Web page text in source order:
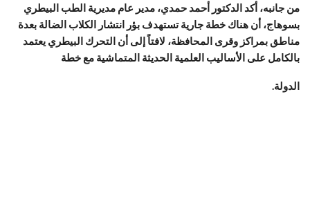
من جانبه، أكد الدكتور أحمد حمدي، مدير عام مديرية الطب البيطري
بسوهاج، أن هناك خطة جارية تستهدف بؤر انتشار الكلاب الضالة بعدة
مناطق بمراكز وقرى المحافظة، لافتاً إلى أن التحرك البيطري يعتمد
بالكامل على الأساليب العلمية الحديثة المتماشية مع خطة
الدولة.